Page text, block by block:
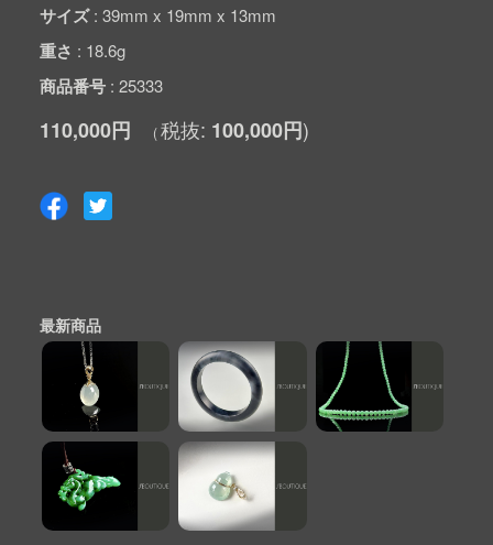
サイズ 39mm x 19mm x 13mm
重さ 18.6g
商品番号 25333
110,000円 100,000円
最新商品